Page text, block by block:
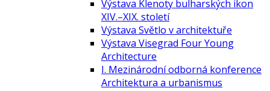
Výstava Klenoty bulharských ikon
XIV.–XIX. století
Výstava Světlo v architektuře
Výstava Visegrad Four Young
Architecture
I. Mezinárodní odborná konference
Architektura a urbanismus